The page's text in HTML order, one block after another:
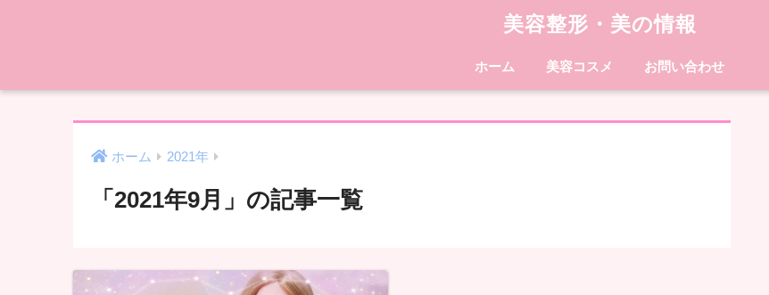
美容整形・美の情報
ホーム 美容コスメ お問い合わせ
ホーム 2021年
「2021年9月」の記事一覧